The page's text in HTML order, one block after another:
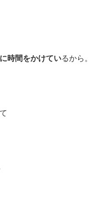
時間をかけているから。